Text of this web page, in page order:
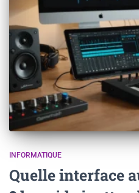
INFORMATIQUE
Quelle interface